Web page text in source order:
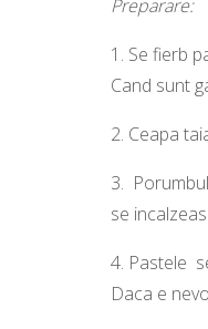
Preparare:
1. Se fierb
Cand sunt
2. Ceapa
3.
se
4. Pastele
Daca e